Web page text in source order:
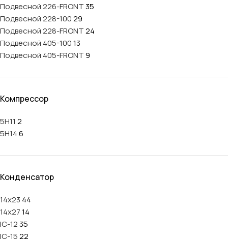
Подвесной 226-FRONT35
Подвесной 228-10029
Подвесной 228-FRONT24
Подвесной 405-10013
Подвесной 405-FRONT9
Компрессор
5H11 2
5H146
Конденсатор
14х23 44
14х2714
IC-1235
IC-1522